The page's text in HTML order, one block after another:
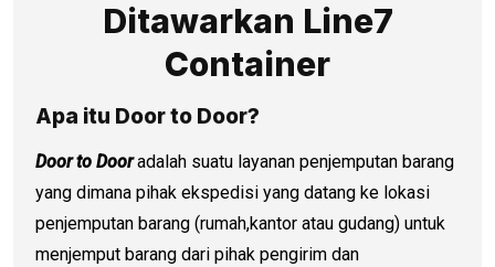
Ditawarkan Line7
Container
Apa itu Door to Door?
Door to Dooradalah suatu layanan penjemputan barang
yang dimana pihak ekspedisi yang datang ke lokasi
penjemputan barang (rumah,kantor atau gudang) untuk
menjemput barang dari pihak pengirim dan